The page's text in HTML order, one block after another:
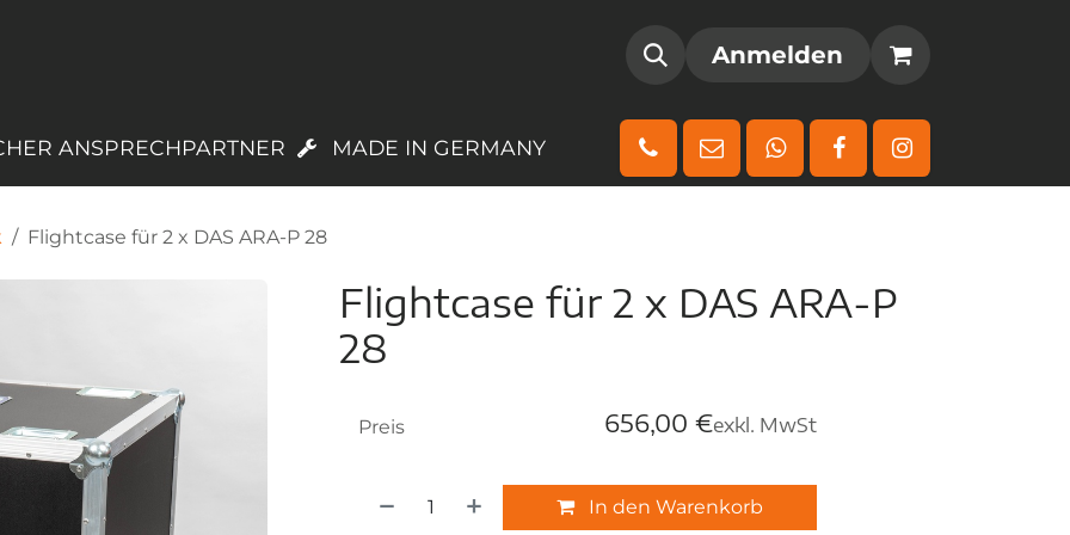
REGISTRIEREN
Anmelden
ANSPRECHPARTNER MADE IN GERMANY
Flightcase für 2 x DAS ARA-P 28
Flightcase für 2 x DAS ARA-P
28
In den Warenkorb
Preis 656,00 €exkl. MwSt